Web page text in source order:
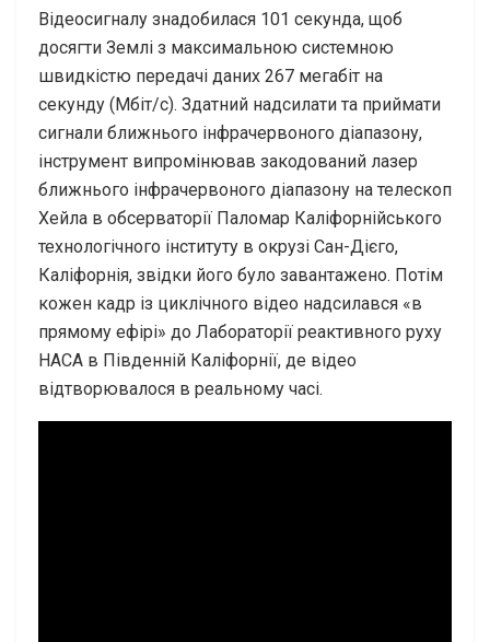
Відеосигналу знадобилася 101 секунда, щоб
досягти Землі з максимальною системною
швидкістю передачі даних 267 мегабіт на
секунду (Мбіт/с). Здатний надсилати та приймати
сигнали ближнього інфрачервоного діапазону,
інструмент випромінював закодований лазер
ближнього інфрачервоного діапазону на телескоп
Хейла в обсерваторії Паломар Каліфорнійського
технологічного інституту в окрузі Сан-Дієго,
Каліфорнія, звідки його було завантажено. Потім
кожен кадр із циклічного відео надсилався «в
прямому ефірі» до Лабораторії реактивного руху
НАСА в Південній Каліфорнії, де відео
відтворювалося в реальному часі.